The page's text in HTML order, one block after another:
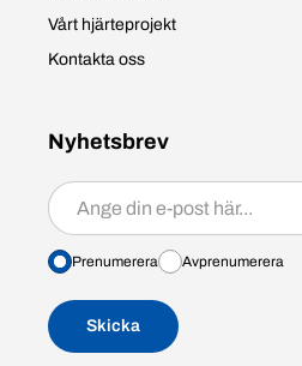
Vårt hjärteprojekt
Kontakta oss
Nyhetsbrev
Prenumerera/avprenumerera
Prenumerera Avprenumerera
Skicka